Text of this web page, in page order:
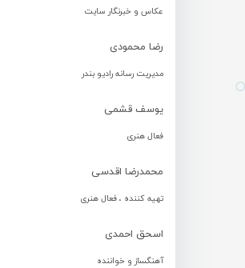
عکاس و خبرنگار سایت
رضا محمودی
مدیریت رسانه رادیو بندر
یوسف قشمی
فعال هنری
محمدرضا اقدسی
تهیه کننده ، فعال هنری
اسحق احمدی
آهنگساز و خواننده